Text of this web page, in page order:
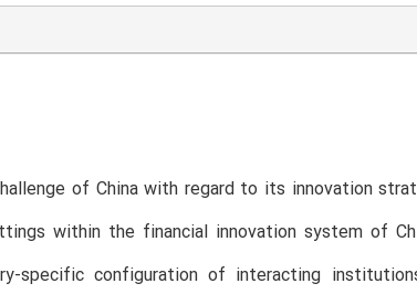
of China with regard to its innovation
within the financial innovation system of
specific configuration of interacting